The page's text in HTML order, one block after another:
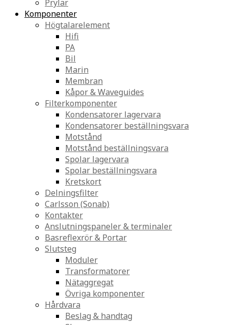
Prylar
Komponenter
Högtalarelement
Hifi
PA
Bil
Marin
Membran
Kåpor & Waveguides
Filterkomponenter
Kondensatorer lagervara
Kondensatorer beställningsvara
Motstånd
Motstånd beställningsvara
Spolar lagervara
Spolar beställningsvara
Kretskort
Delningsfilter
Carlsson (Sonab)
Kontakter
Anslutningspaneler & terminaler
Basreflexrör & Portar
Slutsteg
Moduler
Transformatorer
Nätaggregat
Övriga komponenter
Hårdvara
Beslag & handtag